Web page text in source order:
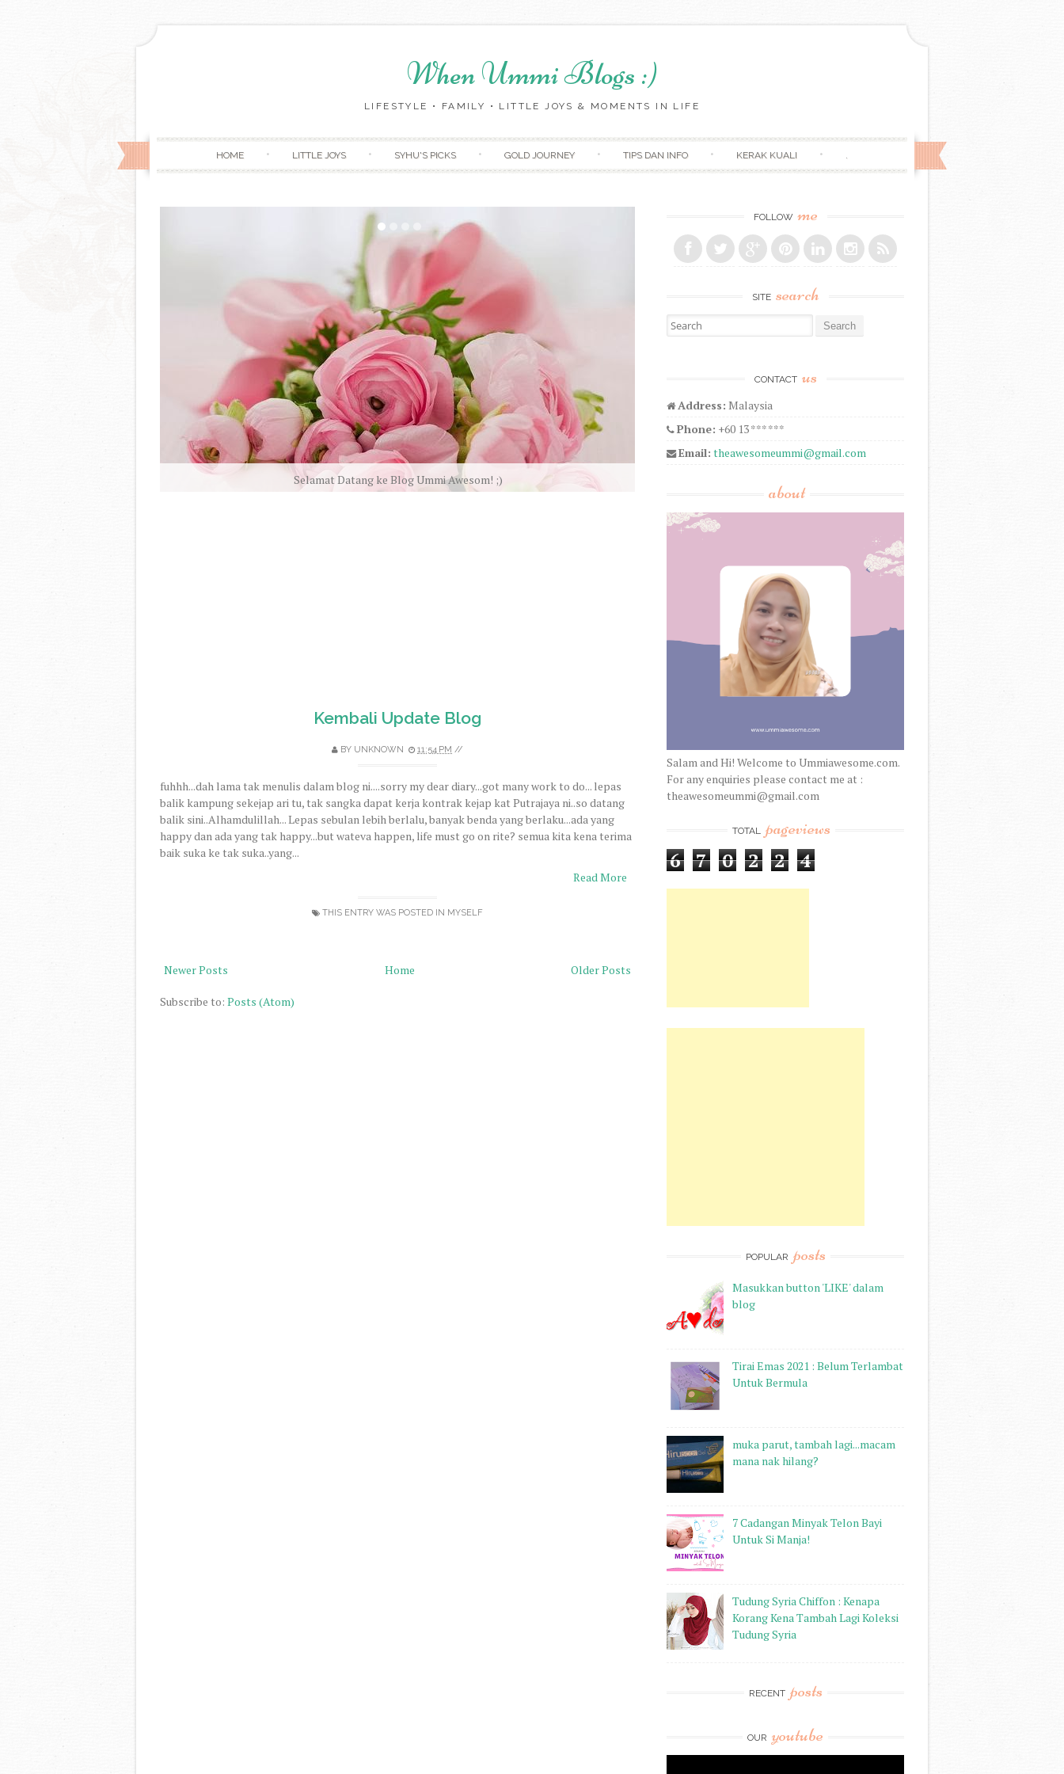
When Ummi Blogs :)
LIFESTYLE • FAMILY • LITTLE JOYS & MOMENTS IN LIFE
HOME LITTLE JOYS SYHU'S PICKS GOLD JOURNEY TIPS DAN INFO KERAK KUALI .
We LOVE U!
Kembali Update Blog
BY UNKNOWN 11:54 PM //
fuhhh...dah lama tak menulis dalam blog ni....sorry my dear diary...got many work to do... lepas
balik kampung sekejap ari tu, tak sangka dapat kerja kontrak kejap kat Putrajaya ni..so datang
balik sini..Alhamdulillah... Lepas sebulan lebih berlalu, banyak benda yang berlaku...ada yang
happy dan ada yang tak happy...but wateva happen, life must go on rite? semua kita kena terima
baik suka ke tak suka..yang...
Read More
THIS ENTRY WAS POSTED IN MYSELF
Newer Posts Older Posts
Home
Subscribe to: Posts (Atom)
FOLLOW me
SITE search
Search for:
CONTACT us
Address: Malaysia
Phone: +60 13 *** ***
Email: theawesomeummi@gmail.com
about
Salam and Hi! Welcome to Ummiawesome.com.
For any enquiries please contact me at :
theawesomeummi@gmail.com
TOTAL pageviews
6 7 0 2 2 4
POPULAR posts
Masukkan button 'LIKE' dalam
blog
Tirai Emas 2021 : Belum Terlambat
Untuk Bermula
muka parut, tambah lagi...macam
mana nak hilang?
7 Cadangan Minyak Telon Bayi
Untuk Si Manja!
Tudung Syria Chiffon : Kenapa
Korang Kena Tambah Lagi Koleksi
Tudung Syria
RECENT posts
OUR youtube